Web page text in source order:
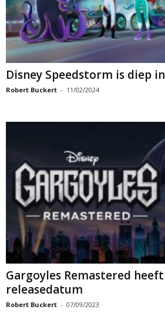
Disney Speedstorm is diep
Robert Buckert - 11/02/2024
Gargoyles Remastered
releasedatum
Robert Buckert - 07/09/2023